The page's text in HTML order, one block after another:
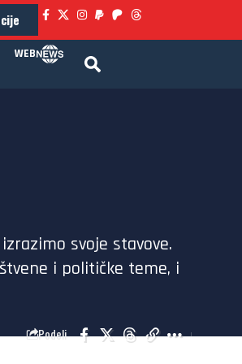
WEB
svoje stavove.
i političke teme, i
Podeli